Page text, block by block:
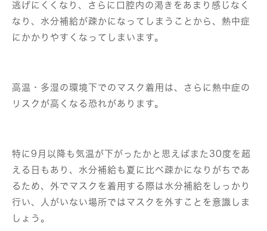
逃げにくくなり、さらに口腔内の渇きをあまり感じなく
なり、水分補給が疎かになってしまうことから、熱中症
にかかりやすくなってしまいます。
高温・多湿の環境下でのマスク着用は、さらに熱中症の
リスクが高くなる恐れがあります。
特に9月以降も気温が下がったかと思えばまた30度を超
える日もあり、水分補給も夏に比べ疎かになりがちであ
るため、外でマスクを着用する際は水分補給をしっかり
行い、人がいない場所ではマスクを外すことを意識しま
しょう。